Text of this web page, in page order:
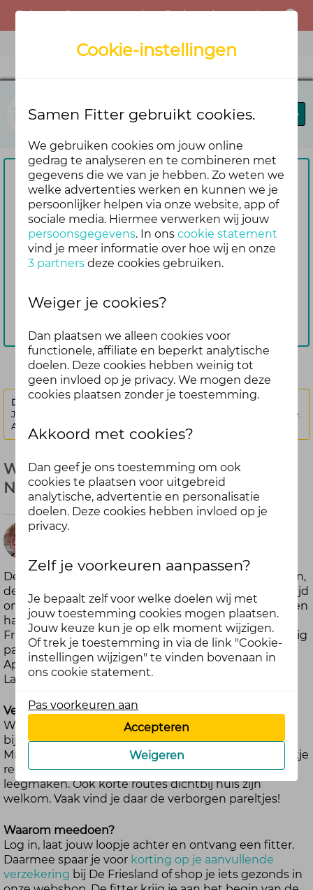
Samen Fitter
Om te reageren vragen we je
eerst om in te loggen
Nog geen account? Maak er dan
gemakkelijk en snel één aan. Dan blijf je
ook automatisch op de hoogte van de
Inloggen
Deze discussie is vergrendeld.
Je kunt geen nieuwe antwoorden meer posten bij deze discussie.
Als je een vraag hebt, kun je een nieuwe discussie starten
Wat is jouw favoriete wandelroute in
Noord-Nederland? - Maart (gesloten)
5
maanden
geleden
De lente komt eraan, whiehoe!
De vogeltjes fluiten,
de bomen beginnen te kleuren en dus zeggen wij: tijd
om naar buiten te gaan! Deze opdracht helpt daar een
handje bij. Heb jij een favoriete wandelroute in
Friesland, Groningen of Drenthe? Misschien een rustig
paadje langs de Friese meren, een bospaadje bij
Appelscha of een verborgen dijkje langs de
Lauwerszee.
Vertel ons:
Waarom is dit jouw favo-route? Wat maakt ‘m
bijzonder, mooi of gewoon heerlijk om te lopen?
Misschien kun je onderweg vogels spotten, een stukje
rennen of gewoon lekker wandelen en je hoofd
leegmaken. Ook korte routes dichtbij huis zijn
welkom. Vaak vind je daar de verborgen pareltjes!
Waarom meedoen?
Log in, laat jouw loopje achter en ontvang een fitter.
Daarmee spaar je voor korting op je aanvullende
verzekering bij De Friesland of shop je iets gezonds in
Cookie-instellingen
Samen Fitter gebruikt cookies.
We gebruiken cookies om jouw online
gedrag te analyseren en te combineren met
gegevens die we van je hebben. Zo weten we
welke advertenties werken en kunnen we je
persoonlijker helpen via onze website, app of
sociale media. Hiermee verwerken wij jouw
persoonsgegevens. In onscookie statement
vind je meer informatie over hoe wij en onze
3 partners deze cookies gebruiken.
Weiger je cookies?
Dan plaatsen we alleen cookies voor
functionele, affiliate en beperkt analytische
doelen. Deze cookies hebben weinig tot
geen invloed op je privacy. We mogen deze
cookies plaatsen zonder je toestemming.
Akkoord met cookies?
Dan geef je ons toestemming om ook
cookies te plaatsen voor uitgebreid
analytische, advertentie en personalisatie
doelen. Deze cookies hebben invloed op je
privacy.
Zelf je voorkeuren aanpassen?
Je bepaalt zelf voor welke doelen wij met
jouw toestemming cookies mogen plaatsen.
Jouw keuze kun je op elk moment wijzigen.
Of trek je toestemming in via de link "Cookie-
instellingen wijzigen" te vinden bovenaan in
ons cookie statement.
Pas voorkeuren aan
Accepteren
Weigeren
Er is een fout opgetreden. Probeer het opnieuw of neem contact op met de beheerder.